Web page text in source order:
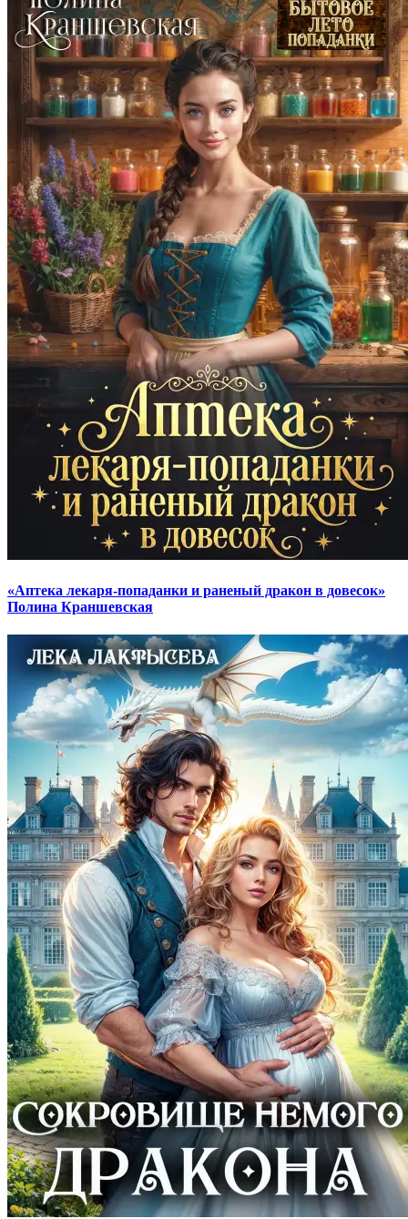
«Аптека лекаря-попаданки и раненый дракон в довесок»
Полина Краншевская